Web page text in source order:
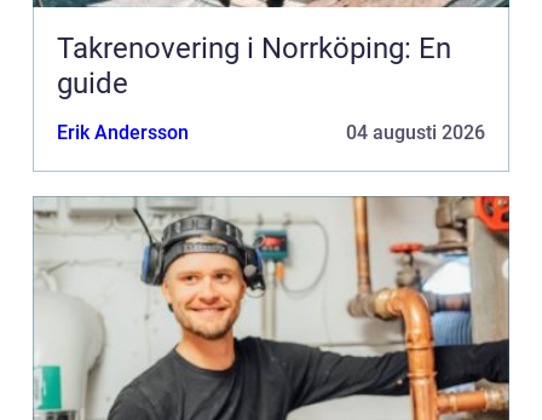
Takrenovering i Norrköping: En
guide
Erik Andersson 04 augusti 2026